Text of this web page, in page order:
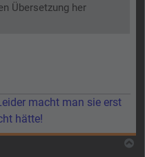
Übersetzung her
macht man sie erst
hätte!